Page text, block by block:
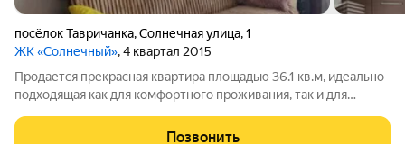
посёлок Тавричанка,Солнечная улица,1
ЖК «Солнечный», 4 квартал 2015
Продается прекрасная квартира площадью 36.1 кв.м, идеально
подходящая как для комфортного проживания, так и для
квартире выровнены, на полу линолеум. - Вас порадует
Позвонить